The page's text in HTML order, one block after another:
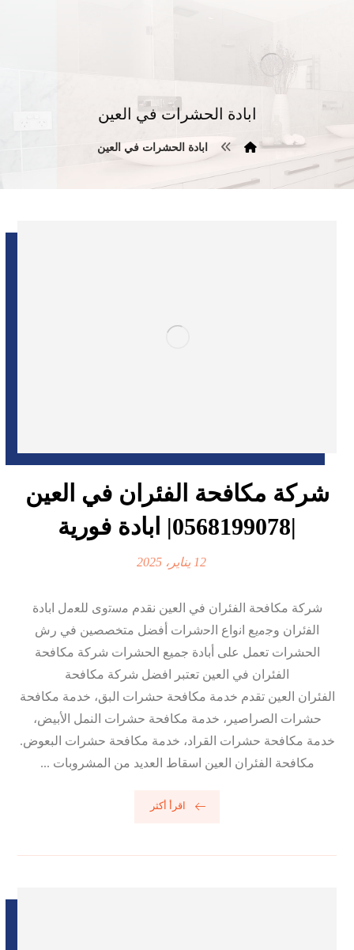
ابادة الحشرات في العين
ابادة الحشرات في العين
شركة مكافحة الفئران في العين
|0568199078| ابادة فورية
12 يناير، 2025
شركة مكافحة الفئران في العين نقدم ﻣﺳﺗوى ﻟﻠﻌﻣل اﺑﺎدة
اﻟﻔﺋﺮان وﺟﻣﻳﻊ اﻧواع اﻟﺣﺷﺮات أفضل متخصصين في رش
الحشرات تعمل على أبادة جميع الحشرات شركة مكافحة
الفئران في العين تعتبر افضل شركة مكافحة
الفئران العين تقدم خدمة مكافحة حشرات البق، خدمة مكافحة
حشرات الصراصير، خدمة مكافحة حشرات النمل الأبيض،
خدمة مكافحة حشرات القراد، خدمة مكافحة حشرات البعوض.
مكافحة الفئران العين اسقاط العديد من المشروبات ...
اقرأ أكثر